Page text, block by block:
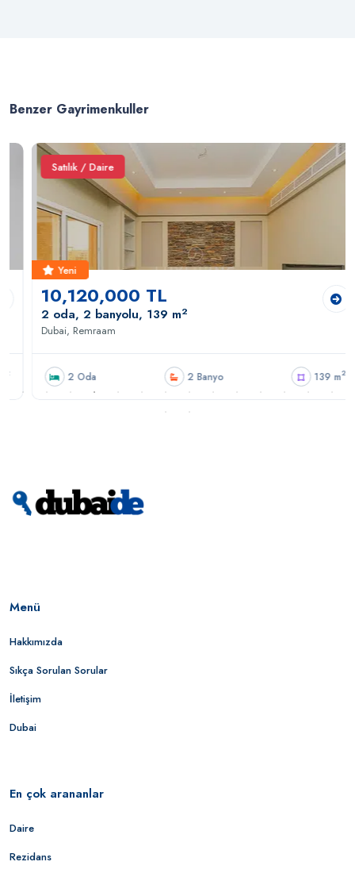
Benzer Gayrimenkuller
Satılık / Daire
Yeni
10,120,000 TL
2 oda, 2 banyolu, 139 m2
Dubai, Remraam
2 Oda 2 Banyo 139 m2
Menü
Hakkımızda
Sıkça Sorulan Sorular
İletişim
Dubai
En çok arananlar
Daire
Rezidans